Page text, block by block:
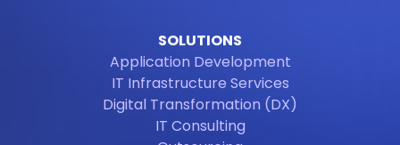
SOLUTIONS
Application Development
IT Infrastructure Services
Digital Transformation (DX)
IT Consulting